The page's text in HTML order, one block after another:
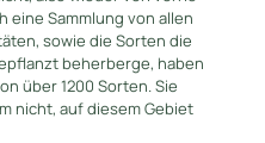
eine Sammlung von allen
sowie die Sorten die
beherberge, haben
über 1200 Sorten. Sie
nicht, auf diesem Gebiet